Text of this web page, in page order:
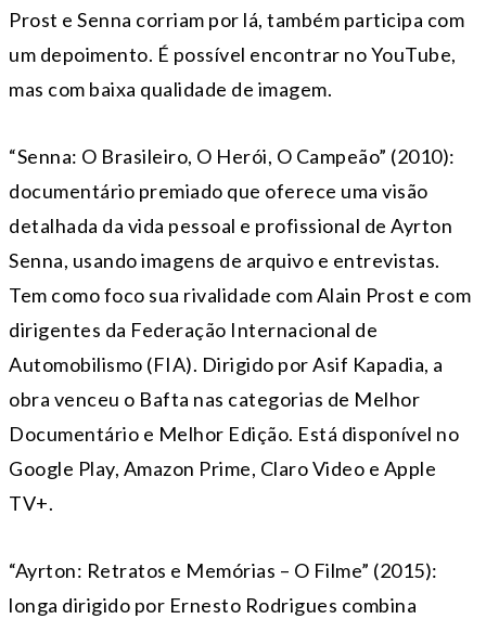
Prost e Senna corriam por lá, também participa com
um depoimento. É possível encontrar no YouTube,
mas com baixa qualidade de imagem.
“Senna: O Brasileiro, O Herói, O Campeão” (2010):
documentário premiado que oferece uma visão
detalhada da vida pessoal e profissional de Ayrton
Senna, usando imagens de arquivo e entrevistas.
Tem como foco sua rivalidade com Alain Prost e com
dirigentes da Federação Internacional de
Automobilismo (FIA). Dirigido por Asif Kapadia, a
obra venceu o Bafta nas categorias de Melhor
Documentário e Melhor Edição. Está disponível no
Google Play, Amazon Prime, Claro Video e Apple
TV+.
“Ayrton: Retratos e Memórias – O Filme” (2015):
longa dirigido por Ernesto Rodrigues combina